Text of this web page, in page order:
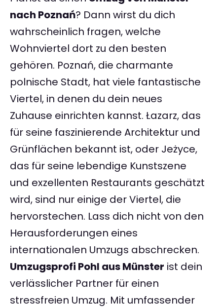
nach Poznań? Dann wirst du dich
wahrscheinlich fragen, welche
Wohnviertel dort zu den besten
gehören. Poznań, die charmante
polnische Stadt, hat viele fantastische
Viertel, in denen du dein neues
Zuhause einrichten kannst. Łazarz, das
für seine faszinierende Architektur und
Grünflächen bekannt ist, oder Jeżyce,
das für seine lebendige Kunstszene
und exzellenten Restaurants geschätzt
wird, sind nur einige der Viertel, die
hervorstechen. Lass dich nicht von den
Herausforderungen eines
internationalen Umzugs abschrecken.
Umzugsprofi Pohl aus Münster ist dein
verlässlicher Partner für einen
stressfreien Umzug. Mit umfassender